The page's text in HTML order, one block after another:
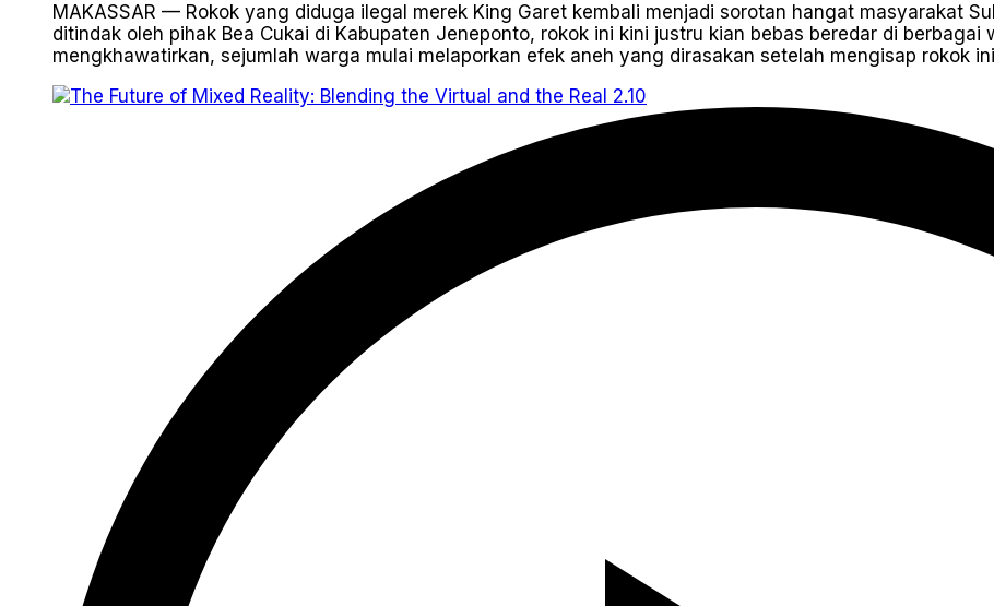
MAKASSAR — Rokok yang diduga ilegal merek King Garet kembali menjadi sorotan hangat masyarakat
ditindak oleh pihak Bea Cukai di Kabupaten Jeneponto, rokok ini kini justru kian bebas beredar di berbagai
mengkhawatirkan, sejumlah warga mulai melaporkan efek aneh yang dirasakan setelah mengisap rokok
2.10